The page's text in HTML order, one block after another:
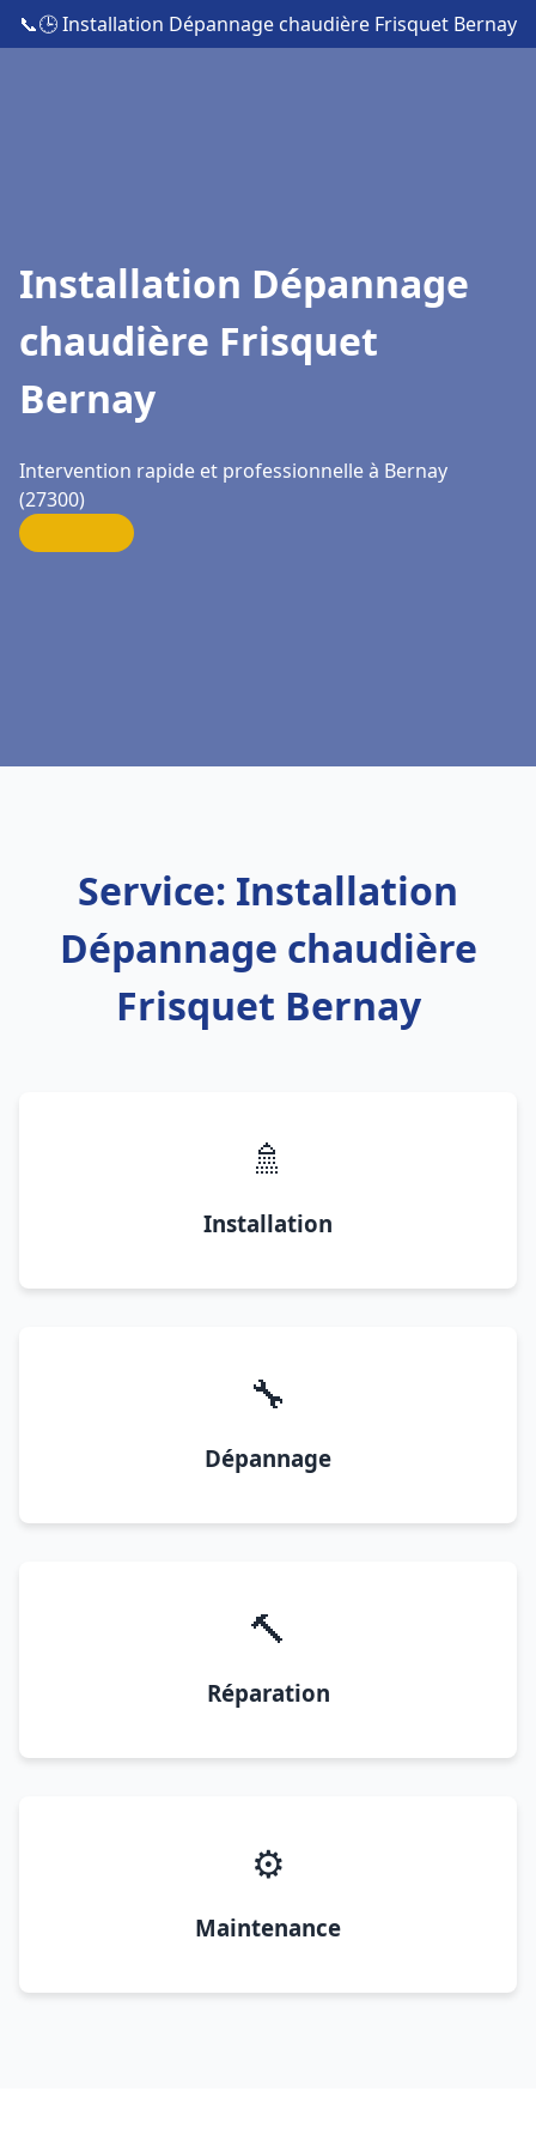
📞🕒 Installation Dépannage chaudière Frisquet Bernay
Installation Dépannage
chaudière Frisquet
Bernay
Intervention rapide et professionnelle à Bernay
(27300)
Service: Installation
Dépannage chaudière
Frisquet Bernay
🚿
Installation
🔧
Dépannage
🔨
Réparation
⚙️
Maintenance